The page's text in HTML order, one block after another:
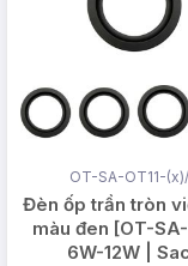
OT-SA-OT11-
Đèn ốp trần tròn
màu đen [OT-SA-
6W-12W |